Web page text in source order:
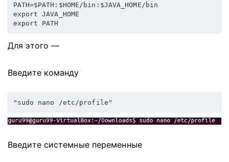
PATH=$PATH:$HOME/bin:$JAVA_HOME/bin
export JAVA_HOME
export PATH
Для этого —
Введите команду
"sudo nano /etc/profile"
Введите системные переменные